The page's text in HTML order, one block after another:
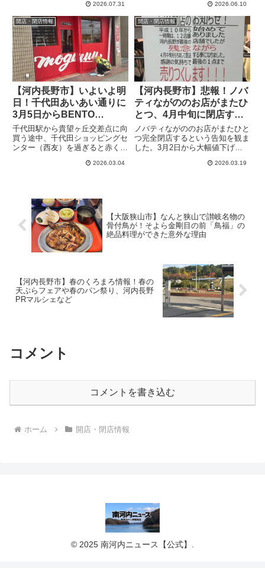
ンドオープンでリクエストの多い
わらび餅ドリンクの販売も始まり
ます。凜々堂さんによると約10
年前、天然水...
2026.07.31
口、三井住友銀行跡地の工事が進
行し、フィットネス入居予定のビ
ルがほぼ完成したというニュース
をお届けしてきま...
2026.06.10
開店・閉店情報
【河内長野市】いよいよ明
日！千代田あいあい通りに
3月5日からBENTO
SHOP「MOGUUU」がオ
ープンします
千代田駅から貴望ヶ丘交差点に向
買う途中、千代田ショッピングセ
ンター（西友）を過ぎると赤くペ
3月5日にオープン予定のBENTO
2026.03.04
開店・閉店情報
【河内長野市】悲報！ノバ
ティながののお店がまたひ
とつ、4月中旬に閉店する
そうです
ノバティながののお店がまたひと
つ完全閉店するという告知を観ま
した。3月2日から大幅値下げを
「PR」「PR」完全閉店のお店を
2026.03.19
【大阪狭山市】なんと狭山で讃岐名物の
骨付鳥が！そよら金剛目の前「鳥福」の
絶品料理ができた意外な理由
【河内長野市】春のくろまろ情報！春の
天ぷらフェアや春のパン祭り、河内長野
PRマルシェなど
コメント
コメントを書き込む
ホーム 開店・閉店情報
© 2025 南河内ニュース【公式】.